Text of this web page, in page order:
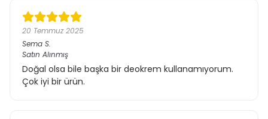
20 Temmuz 2025
Sema S.
Satın Alınmış
Doğal olsa bile başka bir deokrem kullanamıyorum.
Çok iyi bir ürün.